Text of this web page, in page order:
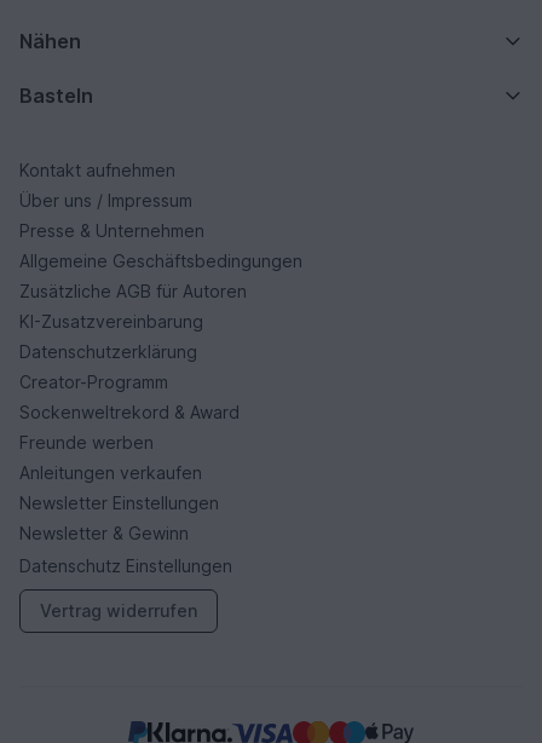
Nähen
Basteln
Kontakt aufnehmen
Über uns / Impressum
Presse & Unternehmen
Allgemeine Geschäftsbedingungen
Zusätzliche AGB für Autoren
KI-Zusatzvereinbarung
Datenschutzerklärung
Creator-Programm
Sockenweltrekord & Award
Freunde werben
Anleitungen verkaufen
Newsletter Einstellungen
Newsletter & Gewinn
Datenschutz Einstellungen
Vertrag widerrufen